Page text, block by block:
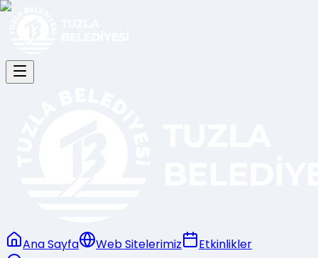
Ana Sayfa Web Sitelerimiz Etkinlikler